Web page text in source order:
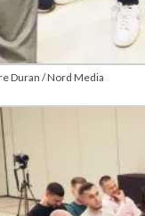
Duran / Nord Media